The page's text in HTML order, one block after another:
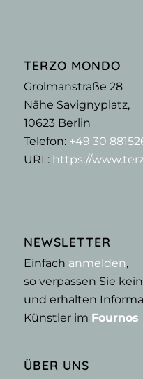
TERZO MONDO
Grolmanstraße 28
Nähe Savignyplatz,
10623Berlin
Telefon: +49 30
URL: https://
NEWSLETTER
Einfach anmelden,
so verpassen Sie
und erhalten
Künstler im Fournos
ÜBER UNS